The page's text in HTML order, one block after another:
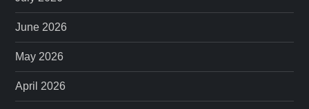
June 2026
May 2026
April 2026